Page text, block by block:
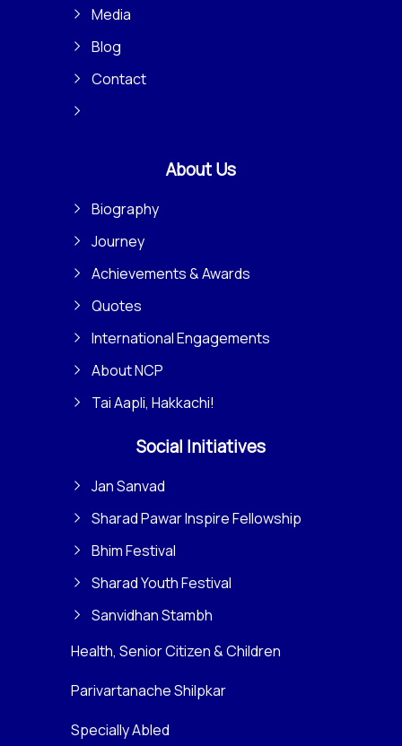
Media
Blog
Contact
About Us
Biography
Journey
Achievements & Awards
Quotes
International Engagements
About NCP
Tai Aapli, Hakkachi!
Social Initiatives
Jan Sanvad
Sharad Pawar Inspire Fellowship
Bhim Festival
Sharad Youth Festival
Sanvidhan Stambh
Health, Senior Citizen & Children
Parivartanache Shilpkar
Specially Abled